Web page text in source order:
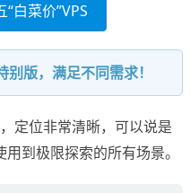
白菜价”VPS
版，满足不同需求！
定位非常清晰，可以说是
用到极限探索的所有场景。